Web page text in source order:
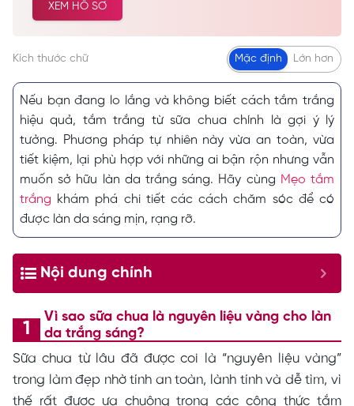
hành trình sự nghiệp, bác sĩ đã thực hiện thành
khách hàng trên khắp cả nước, góp phần mang
lại sự tự tin và vẻ đẹp hoàn hảo cho nhiều người.
XEM HỒ SƠ
Kích thước chữ Mặc định Lớn hơn
Nếu bạn đang lo lắng và không biết cách tắm trắng
hiệu quả, tắm trắng từ sữa chua chính là gợi ý lý
tưởng. Phương pháp tự nhiên này vừa an toàn, vừa
tiết kiệm, lại phù hợp với những ai bận rộn nhưng vẫn
muốn sở hữu làn da trắng sáng. Hãy cùng Mẹo tắm
trắng khám phá chi tiết các cách chăm sóc để có
được làn da sáng mịn, rạng rỡ.
Nội dung chính
Vì sao sữa chua là nguyên liệu vàng cho làn
da trắng sáng?
Sữa chua từ lâu đã được coi là “nguyên liệu vàng”
trong làm đẹp nhờ tính an toàn, lành tính và dễ tìm, vì
thế rất được ưa chuộng trong các công thức tắm